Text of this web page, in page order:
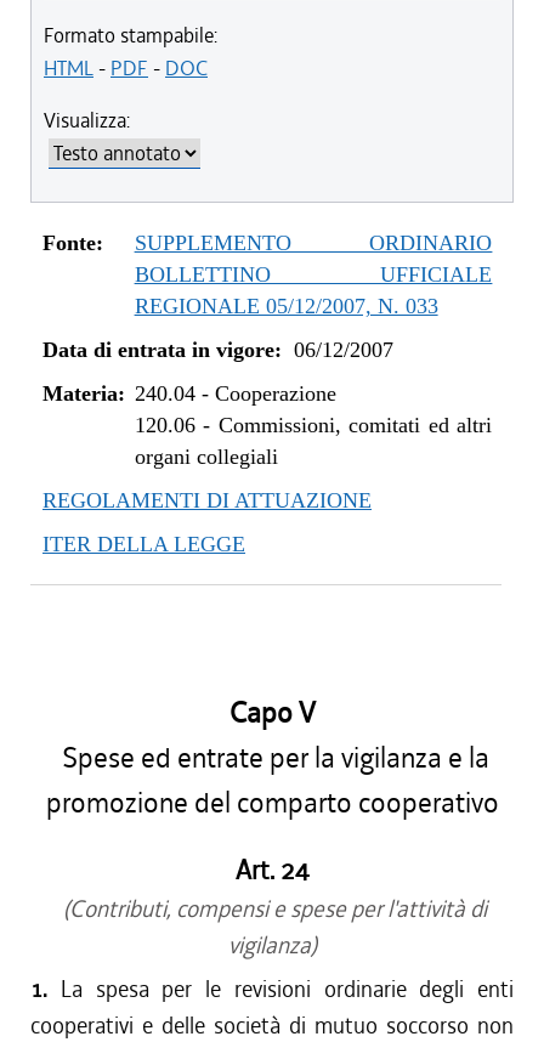
Formato stampabile:
HTML- PDF - DOC
Visualizza:
Fonte:
SUPPLEMENTO ORDINARIO
BOLLETTINO UFFICIALE
REGIONALE 05/12/2007, N. 033
Data di entrata in vigore: 06/12/2007
Materia: 240.04- Cooperazione
120.06- Commissioni, comitati ed altri
organi collegiali
REGOLAMENTI DI ATTUAZIONE
ITER DELLA LEGGE
Capo V
Spese ed entrate per la vigilanza e la
promozione del comparto cooperativo
Art. 24
(Contributi, compensi e spese per l'attività di
vigilanza)
1. La spesa per le revisioni ordinarie degli enti
cooperativi e delle società di mutuo soccorso non